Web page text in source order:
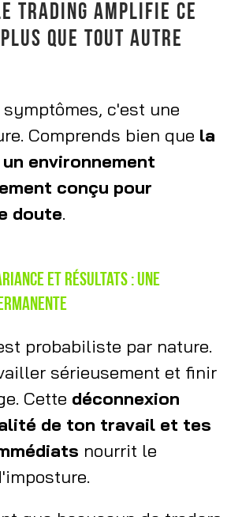
TRADING AMPLIFIE CE
QUE TOUT AUTRE
symptômes, c'est une
Comprends bien que la
environnement
conçu pour
doute.
et résultats : une
probabiliste par nature.
sérieusement et finir
Cette déconnexion
de ton travail et tes
nourrit le